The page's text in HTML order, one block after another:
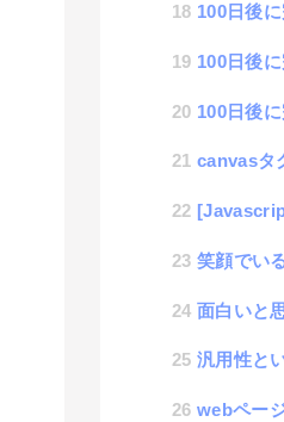
100日後に完成する
100日後に完成するゲー
100日後に完成するゲ
canvasタグは描画をし
[Javascript] 表示してい
笑顔でいると
面白いと思う
汎用性とい
webページでドッ